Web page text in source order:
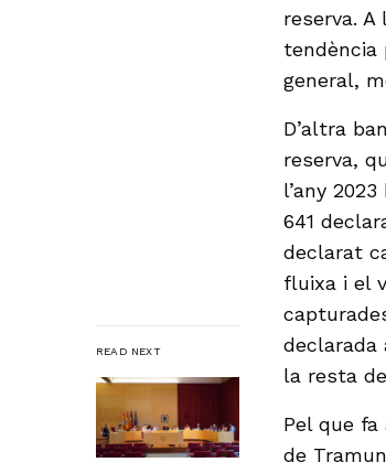
READ NEXT
reserva.
tendència
general,
D’altra
reserva,
l’any
641
declarat
fluixa i el
declarada
la resta
Pel que
de